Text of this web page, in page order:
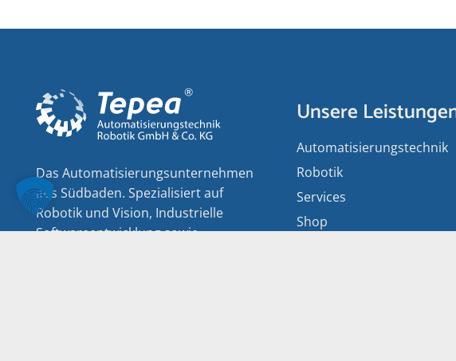
Das Auto­matisierungs­unternehmen
aus Südbaden. Spezialisiert auf
Robotik und Vision, Industrielle
Software­entwicklung sowie
Unsere
Auto­matisierungs­­technik
Robotik
Services
Shop